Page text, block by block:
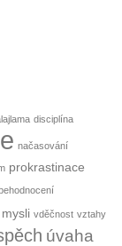
disciplína
načasování
prokrastinace
vděčnost vztahy
úvaha